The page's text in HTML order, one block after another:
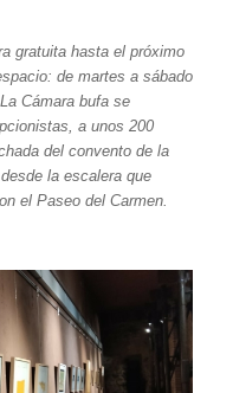
gratuita hasta el próximo
de martes a sábado
Cámara bufa se
a unos 200
del convento de la
la escalera que
el Paseo del Carmen.